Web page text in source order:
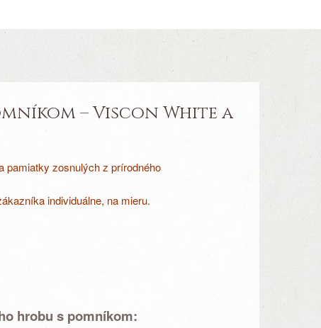
– Viscon White a
pamiatky zosnulých z prírodného
individuálne, na mieru.
hrobu s pomníkom: